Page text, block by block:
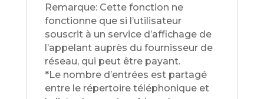
Remarque: Cette fonction ne
fonctionne que si l’utilisateur
souscrit à un service d’affichage de
l’appelant auprès du fournisseur de
réseau, qui peut être payant.
*Le nombre d’entrées est partagé
entre le répertoire téléphonique et